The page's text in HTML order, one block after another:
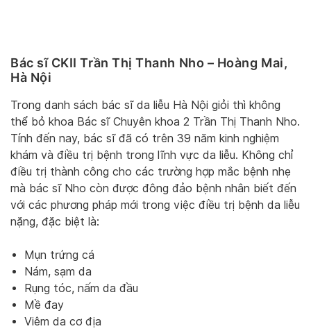
Bác sĩ CKII Trần Thị Thanh Nho – Hoàng Mai,
Hà Nội
Trong danh sách bác sĩ da liễu Hà Nội giỏi thì không
thể bỏ khoa Bác sĩ Chuyên khoa 2 Trần Thị Thanh Nho.
Tính đến nay, bác sĩ đã có trên 39 năm kinh nghiệm
khám và điều trị bệnh trong lĩnh vực da liễu. Không chỉ
điều trị thành công cho các trường hợp mắc bệnh nhẹ
mà bác sĩ Nho còn được đông đảo bệnh nhân biết đến
với các phương pháp mới trong việc điều trị bệnh da liễu
nặng, đặc biệt là:
Mụn trứng cá
Nám, sạm da
Rụng tóc, nấm da đầu
Mề đay
Viêm da cơ địa